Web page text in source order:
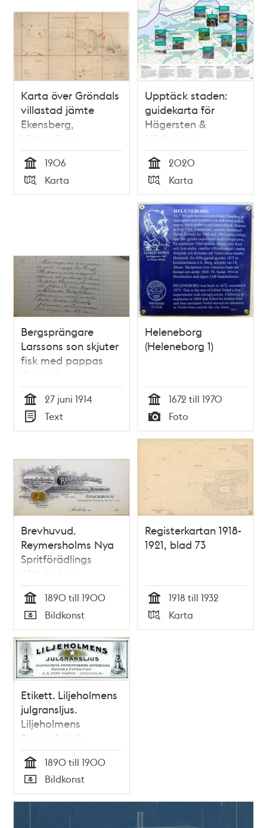
Karta över Gröndals
villastad jämte
Ekensberg,
Vinterviken,
Blommensberg och
Fågelsången
Tid
1906
Typ
Karta
Upptäck staden:
guidekarta för
Hägersten &
Liljeholmen
Tid
2020
Typ
Karta
Bergsprängare
Larssons son skjuter
fisk med pappas
dynamit -
polisrapport 1914
Tid
27 juni 1914
Typ
Text
Heleneborg
(Heleneborg 1)
Tid
1672 till 1970
Typ
Foto
Brevhuvud.
Reymersholms Nya
Spritförädlings
Aktiebolag
Tid
1890 till 1900
Typ
Bildkonst
Registerkartan 1918-
1921, blad 73
Tid
1918 till 1932
Typ
Karta
Etikett. Liljeholmens
julgransljus.
Liljeholmens
Stearinfabriks-
Aktiebolag
Tid
1890 till 1900
Typ
Bildkonst